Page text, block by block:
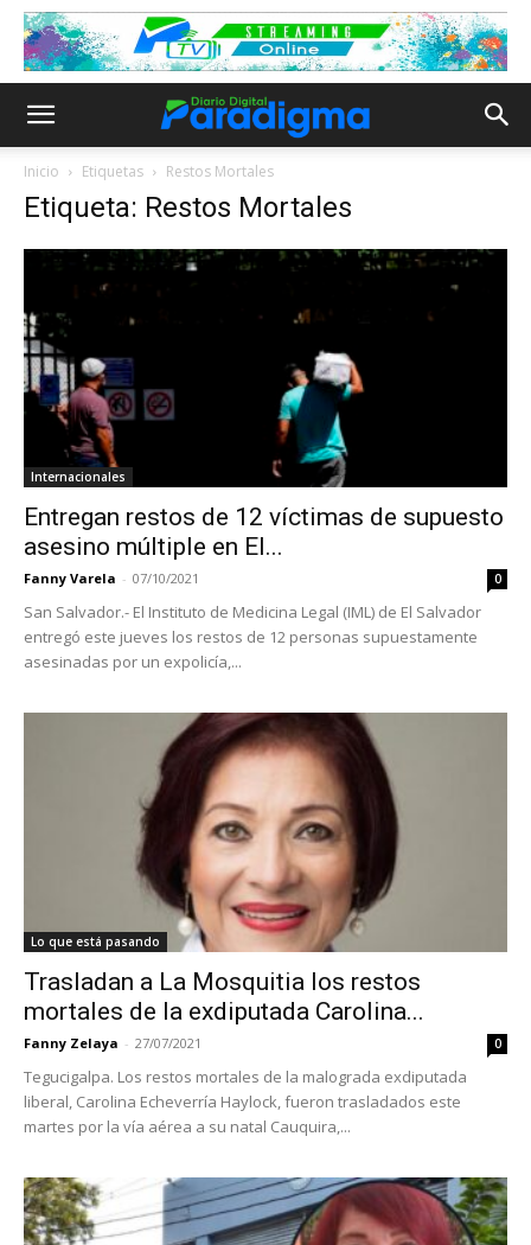
Inicio Etiquetas Restos Mortales
Etiqueta: Restos Mortales
Internacionales
Entregan restos de 12 víctimas de supuesto
asesino múltiple en El...
Fanny Varela - 07/10/2021 0
San Salvador.- El Instituto de Medicina Legal (IML) de El Salvador
entregó este jueves los restos de 12 personas supuestamente
asesinadas por un expolicía,...
Lo que está pasando
Trasladan a La Mosquitia los restos
mortales de la exdiputada Carolina...
Fanny Zelaya - 27/07/2021 0
Tegucigalpa. Los restos mortales de la malograda exdiputada
liberal, Carolina Echeverría Haylock, fueron trasladados este
martes por la vía aérea a su natal Cauquira,...